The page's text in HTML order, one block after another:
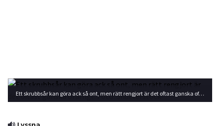
Ett skrubbsår kan göra ack så ont, men rätt rengjort är det oftast ganska ofarligt. Foto: Shutterstock